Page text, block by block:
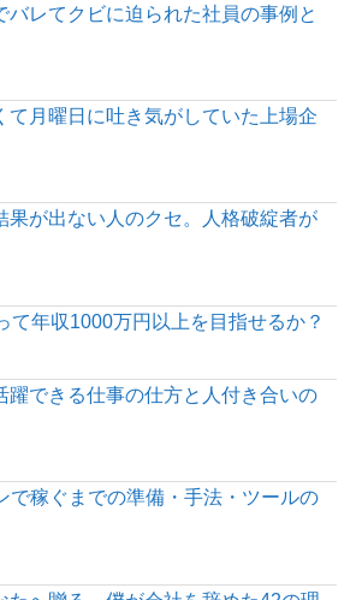
バレてクビに迫られた社員の事例と
て月曜日に吐き気がしていた上場企
果が出ない人のクセ。人格破綻者が
て年収1000万円以上を目指せるか？
躍できる仕事の仕方と人付き合いの
で稼ぐまでの準備・手法・ツールの